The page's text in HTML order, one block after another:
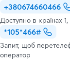
+380674660466
Доступно в країнах
*105*466#
Запит, щоб
оператор